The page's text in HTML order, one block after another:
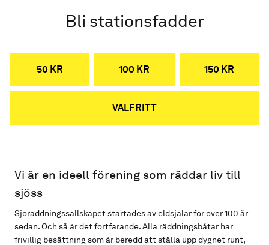
Bli stationsfadder
50 KR 100 KR 150 KR
VALFRITT
Vi är en ideell förening som räddar liv till
sjöss
Sjöräddningssällskapet startades av eldsjälar för över 100 år
sedan. Och så är det fortfarande. Alla räddningsbåtar har
frivillig besättning som är beredd att ställa upp dygnet runt,